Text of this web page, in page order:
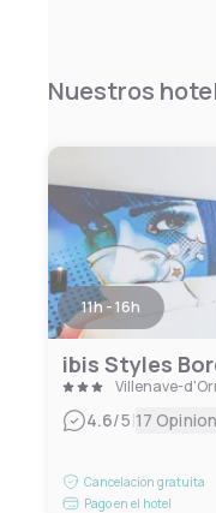
Nuestros
11h - 16h
Villenave-
4.6/5|17
Cancelación gratuita
Pago en el hotel